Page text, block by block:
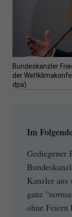
Bundeskanzler
der
dpa).
Im
Gediegener
Kanzler aus
ganz
ohne Feiern